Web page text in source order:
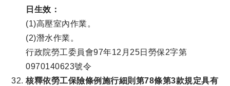
日生效：
(1)高壓室內作業。
(2)潛水作業。
行政院勞工委員會97年12月25日勞保2字第
0970140623號令
核釋依勞工保險條例施行細則第78條第3款規定具有